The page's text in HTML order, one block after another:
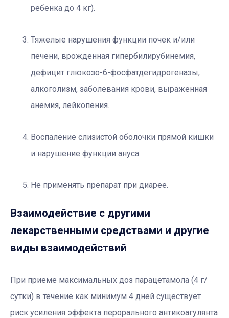
ребенка до 4 кг).
Тяжелые нарушения функции почек и/или
печени, врожденная гипербилирубинемия,
дефицит глюкозо-6-фосфатдегидрогеназы,
алкоголизм, заболевания крови, выраженная
анемия, лейкопения.
Воспаление слизистой оболочки прямой кишки
и нарушение функции ануса.
Не применять препарат при диарее.
Взаимодействие с другими
лекарственными средствами и другие
виды взаимодействий
При приеме максимальных доз парацетамола (4 г/
сутки) в течение как минимум 4 дней существует
риск усиления эффекта перорального антикоагулянта